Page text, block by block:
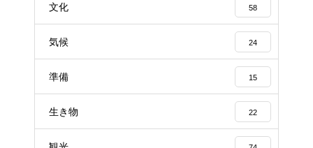
文化 58
気候 24
準備 15
生き物 22